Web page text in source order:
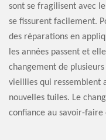
sont se fragilisent avec
se fissurent facilement.
des réparations en
les années passent et
changement de
vieillies qui ressemblent
nouvelles tuiles. Le
confiance au savoir-faire